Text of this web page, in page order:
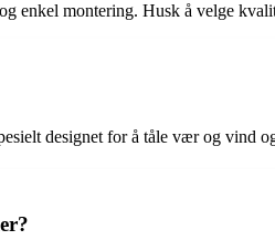
enkel montering. Husk å velge
designet for å tåle vær og vind